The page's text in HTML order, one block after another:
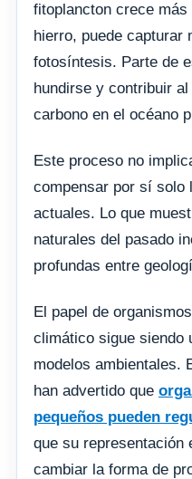
fitoplancton crece
hierro, puede capturar
fotosíntesis. Parte de
hundirse y contribuir
carbono en el océano
Este proceso no
compensar por sí solo
actuales. Lo que
naturales del pasado
profundas entre
El papel de
climático sigue siendo
modelos ambientales.
han advertido que
pequeños pueden
que su representación
cambiar la forma de